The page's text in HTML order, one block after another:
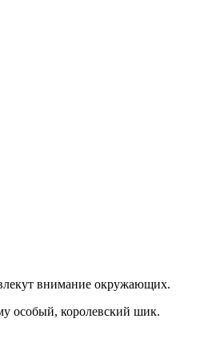
внимание окружающих.
особый, королевский шик.